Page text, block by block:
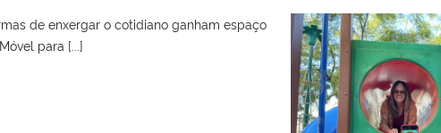
de enxergar o cotidiano ganham espaço
para [...]